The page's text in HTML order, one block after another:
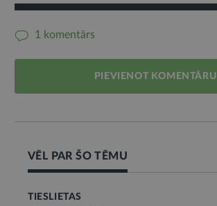
1 komentārs
PIEVIENOT KOMENTĀRU
VĒL PAR ŠO TĒMU
TIESLIETAS